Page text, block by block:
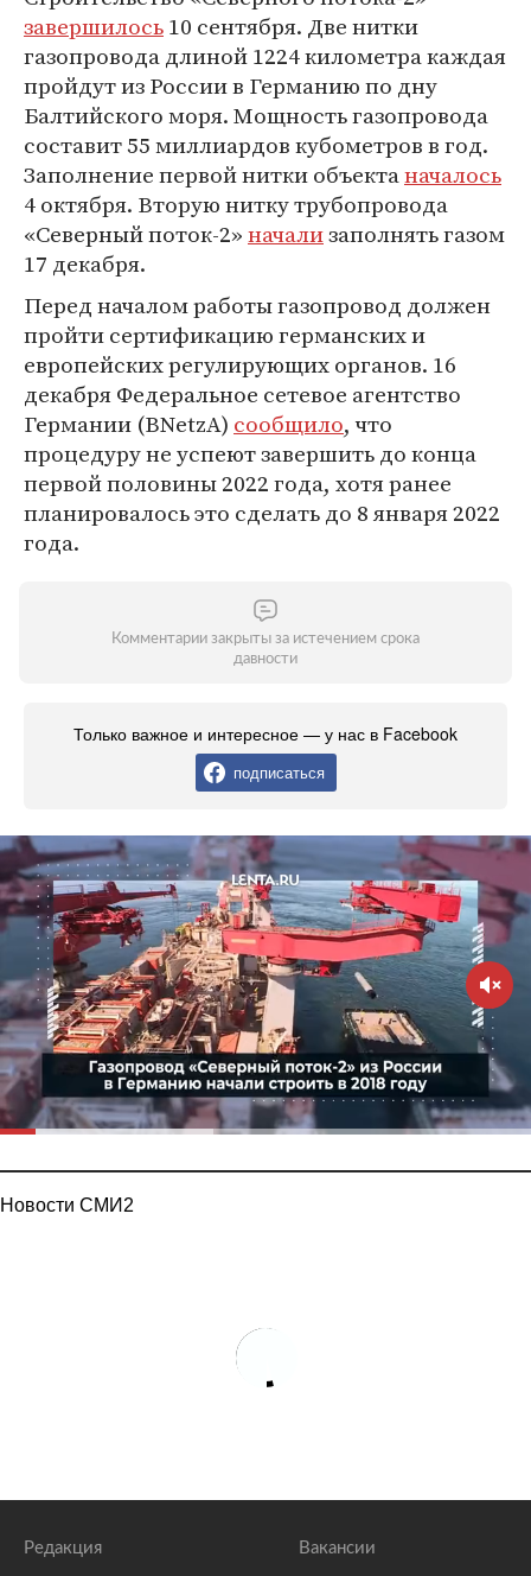
завершилось10 сентября. Две нитки
газопровода длиной 1224 километра каждая
пройдут из России в Германию по дну
Балтийского моря. Мощность газопровода
составит 55 миллиардов кубометров в год.
Заполнение первой нитки объектаначалось
4 октября. Вторую нитку трубопровода
«Северный поток-2»начализаполнять газом
17 декабря.
Перед началом работы газопровод должен
пройти сертификацию германских и
европейских регулирующих органов. 16
декабря Федеральное сетевое агентство
Германии (BNetzA) сообщило, что
процедуру не успеют завершить до конца
первой половины 2022 года, хотя ранее
планировалось это сделать до 8 января 2022
года.
Комментарии закрыты за истечением срока
давности
Только важное и интересное — у нас в Facebook
подписаться
Новости СМИ2
Редакция Вакансии